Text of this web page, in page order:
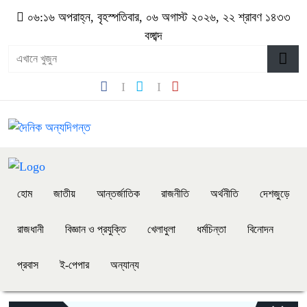
০৬:১৬ অপরাহ্ন, বৃহস্পতিবার, ০৬ অগাস্ট ২০২৬, ২২ শ্রাবণ ১৪৩৩
বঙ্গাব্দ
হোম জাতীয় আন্তর্জাতিক রাজনীতি অর্থনীতি দেশজুড়ে
রাজধানী বিজ্ঞান ও প্রযুক্তি খেলাধুলা ধর্মচিন্তা বিনোদন
প্রবাস ই-পেপার অন্যান্য